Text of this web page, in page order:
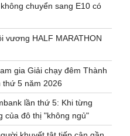
chuyển sang E10 có
vương HALF MARATHON
gia Giải chạy đêm Thành
thứ 5 năm 2026
lần thứ 5: Khi từng
của đô thị "không ngủ"